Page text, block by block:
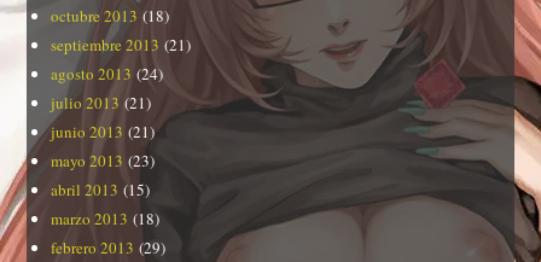
octubre 2013 (18)
septiembre 2013 (21)
agosto 2013 (24)
julio 2013 (21)
junio 2013 (21)
mayo 2013 (23)
abril 2013 (15)
marzo 2013 (18)
febrero 2013 (29)